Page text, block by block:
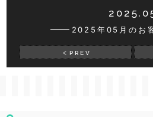
2025年05月のお
PREV